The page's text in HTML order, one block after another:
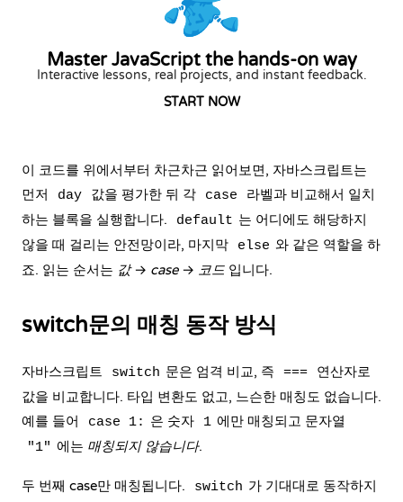
Master JavaScript the hands-on way
Interactive lessons, real projects, and instant feedback.
START NOW
이 코드를 위에서부터 차근차근 읽어보면, 자바스크립트는
먼저
day 값을 평가한 뒤 각 case
라벨과 비교해서 일치
하는 블록을 실행합니다.
default 는 어디에도 해당하지
않을 때 걸리는 안전망이라, 마지막
else 와 같은 역할을 하
죠. 읽는 순서는 값→ case→ 코드 입니다.
switch문의 매칭 동작 방식
자바스크립트 switch 문은 엄격 비교, 즉 ===
연산자로
값을 비교합니다. 타입 변환도 없고, 느슨한 매칭도 없습니다.
예를 들어
case 1: 은 숫자 1 에만 매칭되고 문자열
"1" 에는 매칭되지 않습니다.
두 번째 case만 매칭됩니다. switch 가 기대대로 동작하지